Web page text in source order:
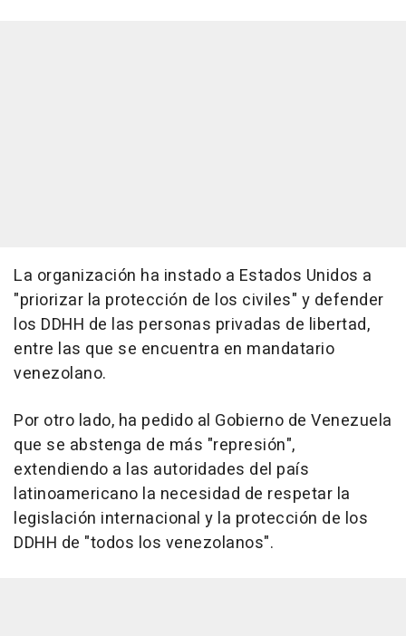
La organización ha instado a Estados Unidos a
"priorizar la protección de los civiles" y defender
los DDHH de las personas privadas de libertad,
entre las que se encuentra en mandatario
venezolano.
Por otro lado, ha pedido al Gobierno de Venezuela
que se abstenga de más "represión",
extendiendo a las autoridades del país
latinoamericano la necesidad de respetar la
legislación internacional y la protección de los
DDHH de "todos los venezolanos".